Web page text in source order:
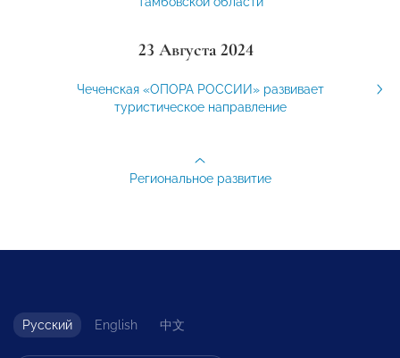
23 Августа 2024
Чеченская «ОПОРА РОССИИ» развивает
туристическое направление
Региональное развитие
Русский English 中文